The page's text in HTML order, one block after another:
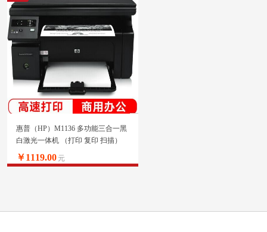
惠普（HP）M1136 多功能三合一黑
白激光一体机 （打印 复印 扫描）
升级型号136a/136w/136nw
￥1119.00 元